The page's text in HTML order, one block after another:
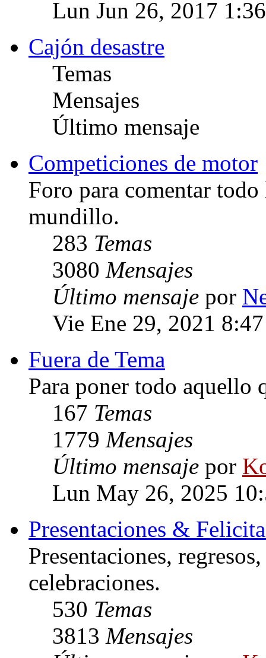
Lun Jun 26, 2017
Cajón desastre
Temas
Mensajes
Último mensaje
Competiciones de motor
Foro para comentar
mundillo.
283 Temas
3080 Mensajes
Último mensaje por
Vie Ene 29, 2021
Fuera de Tema
Para poner todo aquello
167 Temas
1779 Mensajes
Último mensaje por
Lun May 26, 2025
Presentaciones &
Presentaciones,
celebraciones.
530 Temas
3813 Mensajes